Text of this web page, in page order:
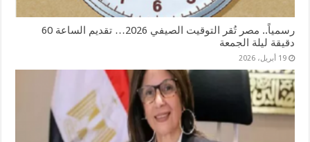
رسمياً.. مصر تُقر التوقيت الصيفي 2026… تقديم الساعة 60
دقيقة ليلة الجمعة
19 أبريل، 2026